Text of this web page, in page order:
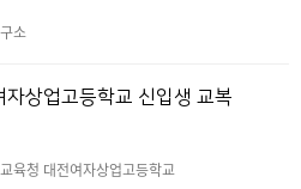
소
상업고등학교 신입생 교복
육청 대전여자상업고등학교